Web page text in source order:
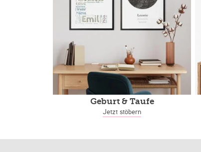
Geburt & Taufe
Jetzt stöbern